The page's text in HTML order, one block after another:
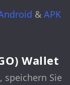
& APK
Wallet
speichern Sie